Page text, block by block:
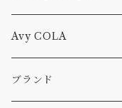
Tシャツ
キャップ、ニット
Avy COLA
ブランド